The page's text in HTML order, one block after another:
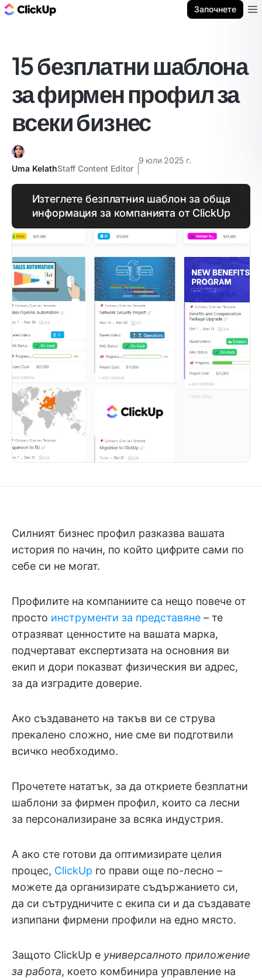
Започнете
15 безплатни шаблона
за фирмен профил за
всеки бизнес
Uma KelathStaff Content Editor
9 юли 2025 г.
Изтеглете безплатния шаблон за обща
информация за компанията от ClickUp
Силният бизнес профил разказва вашата
история по начин, по който цифрите сами по
себе си не могат.
Профилите на компаниите са нещо повече от
просто инструменти за представяне – те
отразяват ценностите на вашата марка,
подчертават експертизата на основния ви
екип и дори показват физическия ви адрес,
за да изградите доверие.
Ако създаването на такъв ви се струва
прекалено сложно, ние сме ви подготвили
всичко необходимо.
Прочетете нататък, за да откриете безплатни
шаблони за фирмен профил, които са лесни
за персонализиране за всяка индустрия.
А ако сте готови да оптимизирате целия
процес, ClickUp го прави още по-лесно –
можете да организирате съдържанието си,
да си сътрудничите с екипа си и да създавате
изпипани фирмени профили на едно място.
Защото ClickUp е универсалното приложение
за работа, което комбинира управление на